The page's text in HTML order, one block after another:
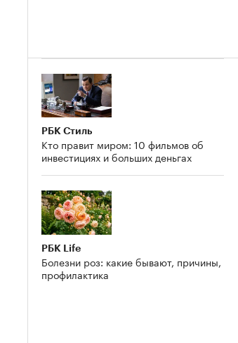
РБК Стиль
Кто правит миром: 10 фильмов об
инвестициях и больших деньгах
РБК Life
Болезни роз: какие бывают, причины,
профилактика